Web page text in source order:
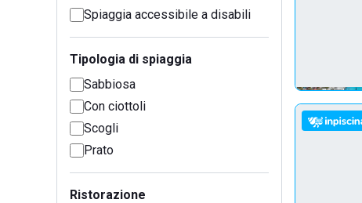
Spiaggia accessibile a disabili
Tipologia di spiaggia
Sabbiosa
Con ciottoli
Scogli
Prato
Ristorazione